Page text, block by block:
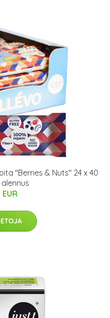
"Berries & Nuts" 24 x 40